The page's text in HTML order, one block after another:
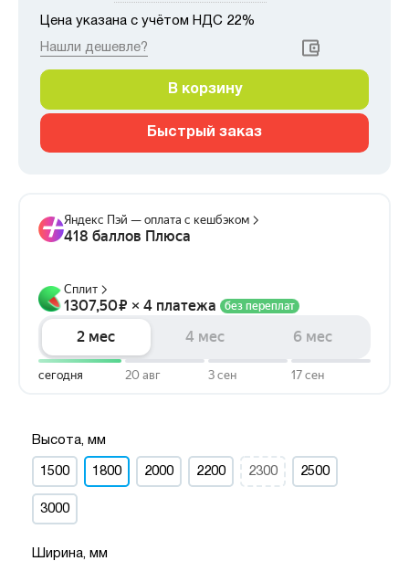
Цена указана с учётом НДС 22%
Нашли дешевле?
В корзину
Быстрый заказ
Высота, мм
1500 1800 2000 2200 2300 2500
3000
Ширина, мм